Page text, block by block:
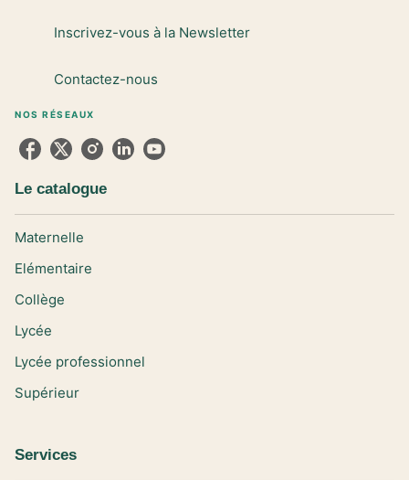
Inscrivez-vous à la Newsletter
Contactez-nous
NOS RÉSEAUX
Le catalogue
Maternelle
Elémentaire
Collège
Lycée
Lycée professionnel
Supérieur
Services